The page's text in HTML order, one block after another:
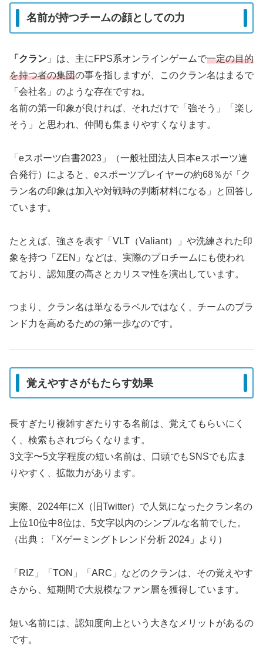
名前が持つチームの顔としての力
「クラン 」は、主にFPS系オンラインゲームで一定の目的
を持つ者の集団の事を指しますが、このクラン名はまるで
「会社名」のような存在ですね。
名前の第一印象が良ければ、それだけで「強そう」「楽し
そう」と思われ、仲間も集まりやすくなります。
「eスポーツ白書2023」（一般社団法人日本eスポーツ連
合発行）によると、eスポーツプレイヤーの約68％が「ク
ラン名の印象は加入や対戦時の判断材料になる」と回答し
ています。
たとえば、強さを表す「VLT（Valiant）」や洗練された印
象を持つ「ZEN」などは、実際のプロチームにも使われ
ており、認知度の高さとカリスマ性を演出しています。
つまり、クラン名は単なるラベルではなく、チームのブラ
ンド力を高めるための第一歩なのです。
覚えやすさがもたらす効果
長すぎたり複雑すぎたりする名前は、覚えてもらいにく
く、検索もされづらくなります。
3文字〜5文字程度の短い名前は、口頭でもSNSでも広ま
りやすく、拡散力があります。
実際、2024年にX（旧Twitter）で人気になったクラン名の
上位10位中8位は、5文字以内のシンプルな名前でした。
（出典：「Xゲーミングトレンド分析 2024」より）
「RIZ」「TON」「ARC」などのクランは、その覚えやす
さから、短期間で大規模なファン層を獲得しています。
短い名前には、認知度向上という大きなメリットがあるの
です。